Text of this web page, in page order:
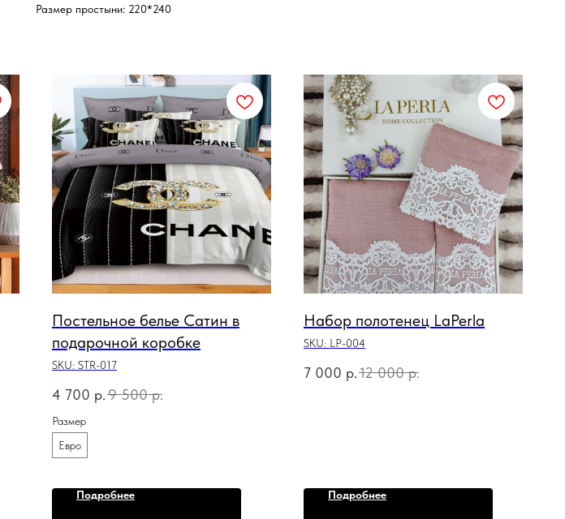
Размер простыни: 220*240
Постельное белье Сатин в
подарочной коробке
SKU: STR-017
4 700 р.9 500 р.
Размер
Евро
Подробнее
Набор полотенец LaPerla
SKU: LP-004
7 000 р.12 000 р.
Подробнее